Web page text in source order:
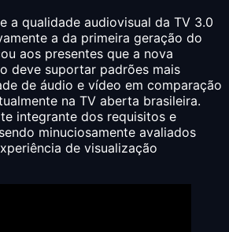
a qualidade audiovisual da TV 3.0
a da primeira geração do
aos presentes que a nova
deve suportar padrões mais
de áudio e vídeo em comparação
na TV aberta brasileira.
integrante dos requisitos e
minuciosamente avaliados
de visualização